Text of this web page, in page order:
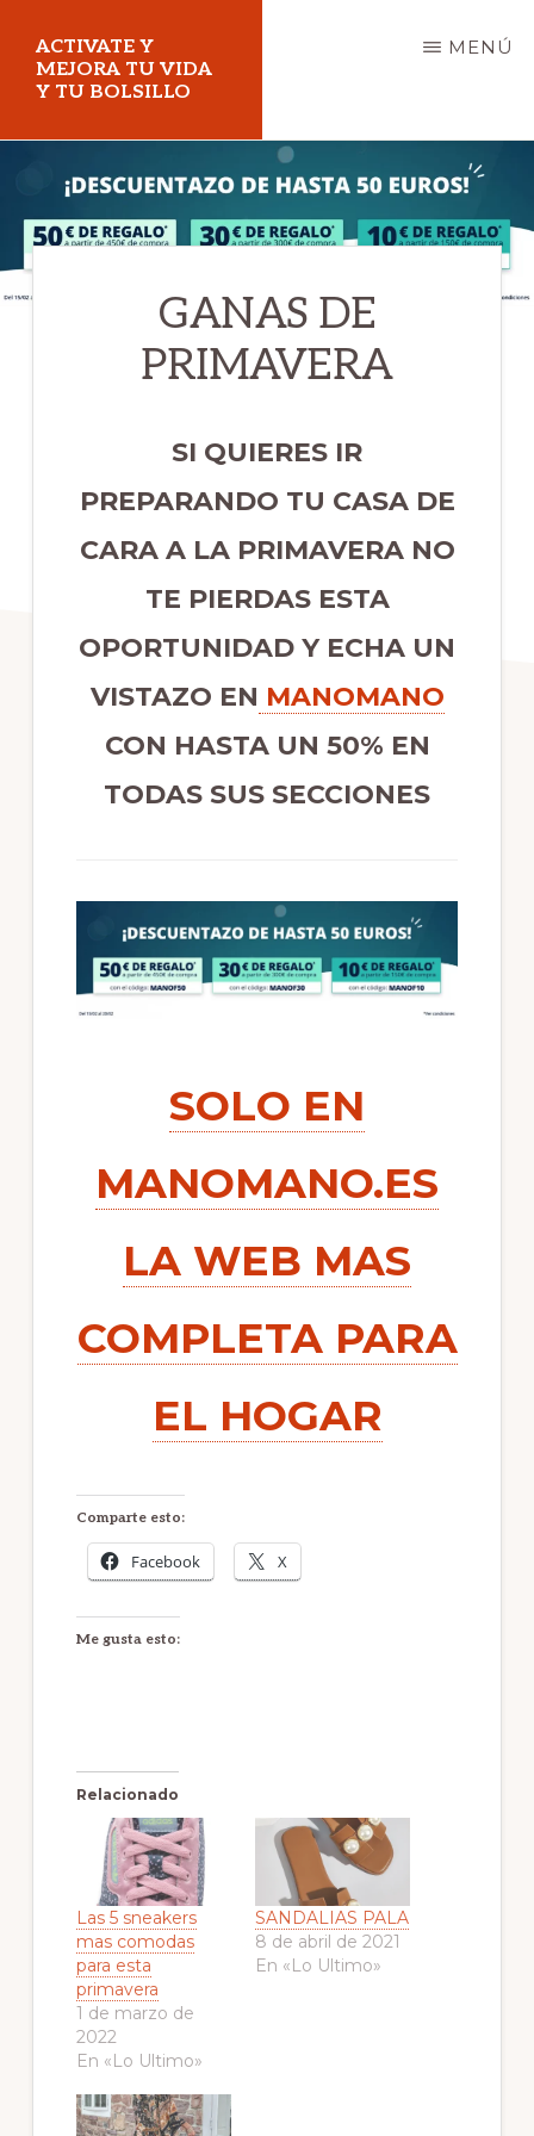
contenido
principal
ACTIVATE Y
MEJORA TU VIDA
Y TU BOLSILLO
vida
y
MENÚ
GANAS DE
PRIMAVERA
SI QUIERES IR
PREPARANDO TU CASA DE
CARA A LA PRIMAVERA NO
TE PIERDAS ESTA
OPORTUNIDAD Y ECHA UN
VISTAZO EN MANOMANO
CON HASTA UN 50% EN
TODAS SUS SECCIONES
SOLO EN
MANOMANO.ES
LA WEB MAS
COMPLETA PARA
EL HOGAR
Comparte esto:
Facebook X
Me gusta esto:
Relacionado
Las 5 sneakers
mas comodas
para esta
primavera
1 de marzo de
2022
En «Lo Ultimo»
SANDALIAS PALA
8 de abril de 2021
En «Lo Ultimo»